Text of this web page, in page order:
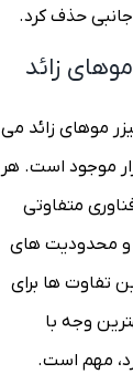
حذف کرد.
زائد
موهای زائد می
موجود است. هر
متفاوتی
و محدودیت های
تفاوت ها برای
وجه با
مهم است.